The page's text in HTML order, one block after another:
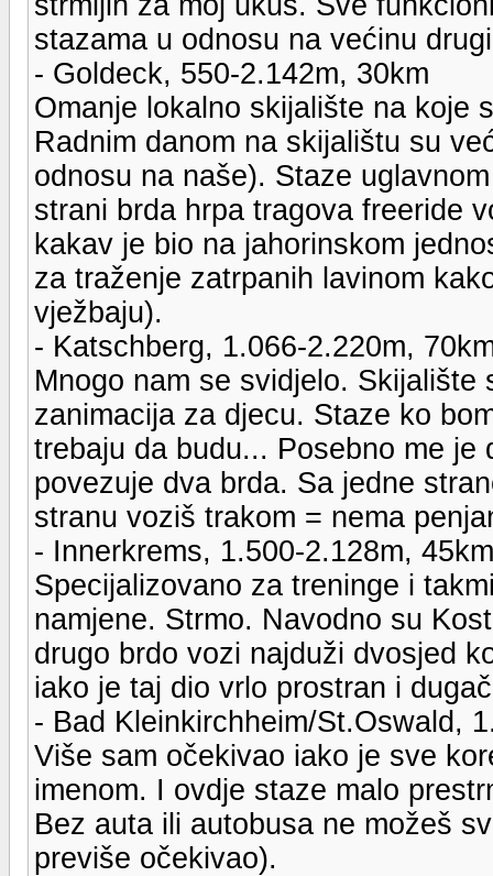
stazama u odnosu na većinu
- Goldeck, 550-2.142m, 30km
Omanje lokalno skijalište na koje
Radnim danom na skijalištu su
odnosu na naše). Staze
strani brda hrpa tragova freeride
kakav je bio na jahorinskom
za traženje zatrpanih lavinom
vježbaju).
- Katschberg, 1.066-2.220m,
Mnogo nam se svidjelo.
zanimacija za djecu. Staze ko
trebaju da budu... Posebno me
povezuje dva brda. Sa jedne
stranu voziš trakom = nema
- Innerkrems, 1.500-2.128m, 45km
Specijalizovano za treninge i
namjene. Strmo. Navodno su
drugo brdo vozi najduži dvosjed
iako je taj dio vrlo prostran i
- Bad Kleinkirchheim/St.Oswald,
Više sam očekivao iako je sve
imenom. I ovdje staze malo
Bez auta ili autobusa ne možeš
previše očekivao).